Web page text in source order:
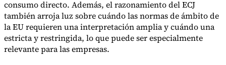
consumo directo. Además, el razonamiento del ECJ
también arroja luz sobre cuándo las normas de ámbito de
la EU requieren una interpretación amplia y cuándo una
estricta y restringida, lo que puede ser especialmente
relevante para las empresas.